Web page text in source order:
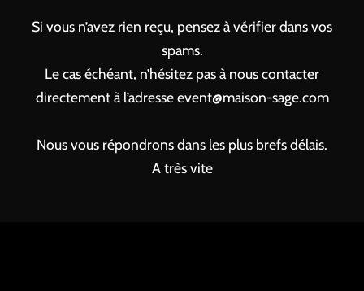
Si vous n’avez rien reçu, pensez à vérifier dans vos
spams.
Le cas échéant, n’hésitez pas à nous contacter
directement à l’adresse event@maison-sage.com
Nous vous répondrons dans les plus brefs délais.
A très vite